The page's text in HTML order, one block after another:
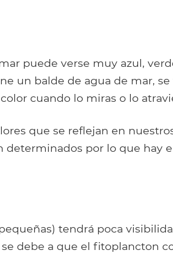
puede verse muy azul,
un balde de agua de mar, se
cuando lo miras o lo
que se reflejan en
determinados por lo que hay
tendrá poca
debe a que el fitoplancton